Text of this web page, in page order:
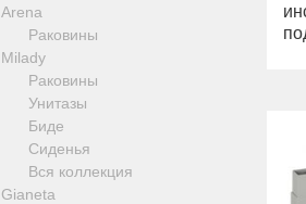
Revival
Sirius
Syntesi
Tenesi
Vivaldi
Девиаторы
Напольные смесители
Смесители для кухни
Arena
Раковины
Milady
Раковины
Унитазы
Биде
Сиденья
Вся коллекция
Gianeta